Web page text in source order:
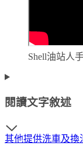
Shell油站人
閱讀文字敘述
其他提供洗車及換